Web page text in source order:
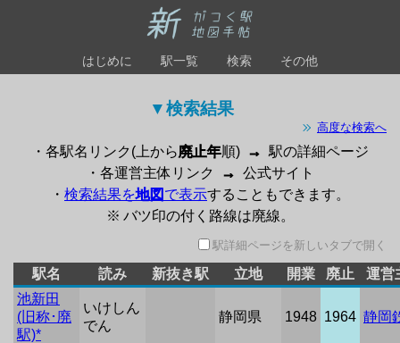
はじめに 駅一覧 検索 その他
▼検索結果
高度な検索へ
・各駅名リンク(上から廃止年順) → 駅の詳細ページ
・各運営主体リンク
→ 公式サイト
・ 検索結果を地図 で表示することもできます。
※ バツ印の付く路線は廃線。
駅詳細ページを新しいタブで開く
駅名 読み 新抜き駅 立地 開業 廃止
運営
池新田
(旧称･廃
駅)*
いけしん
でん
静岡県 1948 1964 静岡